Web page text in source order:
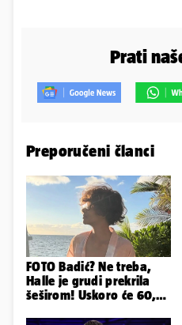
Prati
Preporučeni članci
FOTO Badić? Ne treba,
Halle je grudi prekrila
šeširom! Uskoro će 60,